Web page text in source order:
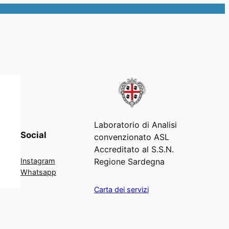
Social
Instagram
Whatsapp
Laboratorio di Analisi
convenzionato ASL
Accreditato al S.S.N.
Regione Sardegna
Carta dei servizi